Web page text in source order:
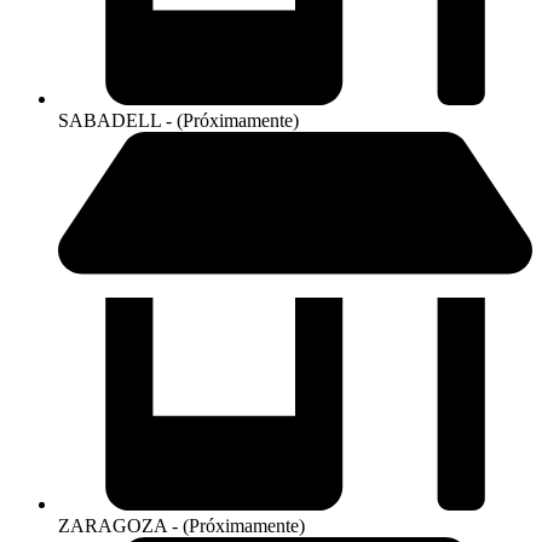
SABADELL - (Próximamente)
ZARAGOZA - (Próximamente)